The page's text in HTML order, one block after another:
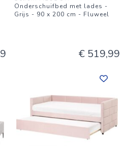
Onderschuifbed met lades -
Grijs - 90 x 200 cm - Fluweel
€ 519,99